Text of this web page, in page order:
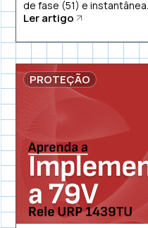
de fase (51) e instantânea...
Ler artigo
PROTEÇÃO